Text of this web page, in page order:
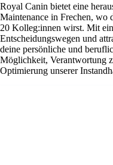
Royal Canin bietet eine
Maintenance in Frechen, wo
20 Kolleg:innen wirst. Mit
Entscheidungswegen und
deine persönliche und
Möglichkeit, Verantwortung
Optimierung unserer